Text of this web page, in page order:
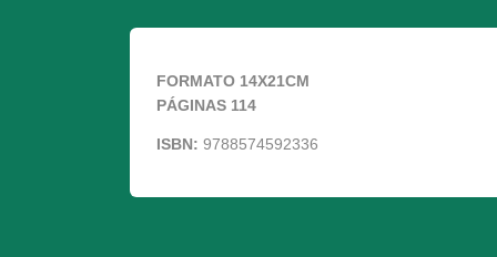
FORMATO 14X21CM
PÁGINAS 114
ISBN: 9788574592336